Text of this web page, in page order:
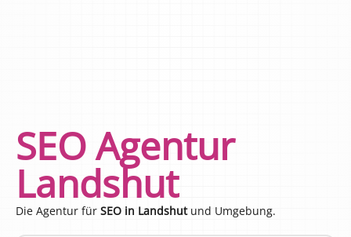
SEO Agentur
Landshut
Die Agentur für SEO in Landshutund Umgebung.